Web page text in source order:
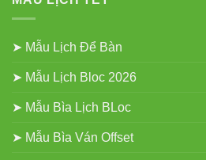
2027
➤ Mẫu Lịch Để Bàn
➤ Mẫu Lịch Bloc 2026
➤ Mẫu Bìa Lịch BLoc
➤ Mẫu Bìa Ván Offset